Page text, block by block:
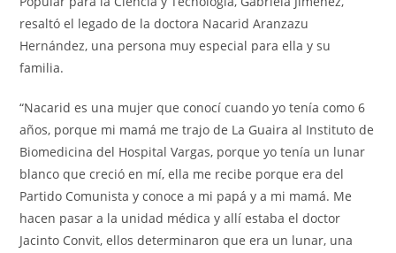
resaltó el legado de la doctora Nacarid Aranzazu
Hernández, una persona muy especial para ella y su
familia.
“Nacarid es una mujer que conocí cuando yo tenía como 6
años, porque mi mamá me trajo de La Guaira al Instituto de
Biomedicina del Hospital Vargas, porque yo tenía un lunar
blanco que creció en mí, ella me recibe porque era del
Partido Comunista y conoce a mi papá y a mi mamá. Me
hacen pasar a la unidad médica y allí estaba el doctor
Jacinto Convit, ellos determinaron que era un lunar, una